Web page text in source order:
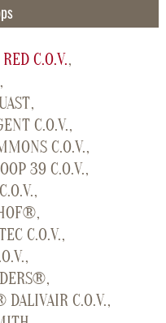
C.O.V.
C.O.V.
C.O.V.
39 C.O.V.
C.O.V.
DALIVAIR C.O.V.